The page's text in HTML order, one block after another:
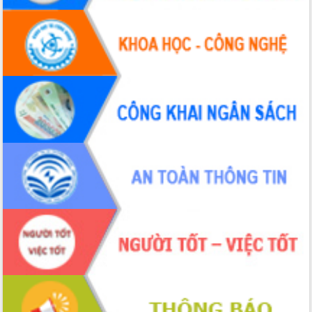
Hội thảo khoa học “Giải pháp thúc đẩy
phát triển nền kinh tế xanh tại tỉnh
Đắk Lắk”
Tăng cường giám sát, đôn đốc thực
hiện nhiệm vụ quản lý tài sản công
hàng tuần
Tháo gỡ những vướng mắc, đẩy mạnh
công tác cải cách thủ tục hành chính
tại Trung tâm Phục vụ hành chính
công tỉnh
Đắk Lắk: Tôn vinh 46 giải pháp tại Hội
thi Sáng tạo Kỹ thuật 2024 - 2025
Đắk Lắk rà soát, điều chỉnh Đề án 190
về phát triển nuôi trồng thủy sản
Phó Chủ tịch UBND tỉnh Đắk Lắk
Trương Công Thái kiểm tra thực địa
Dự án cao tốc Khánh Hòa - Buôn Ma
Thuột
Định vị cà phê Việt Nam như một “di
sản sống” trong dòng chảy toàn cầu